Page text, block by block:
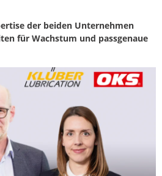
der beiden Unternehmen
für Wachstum und passgenaue